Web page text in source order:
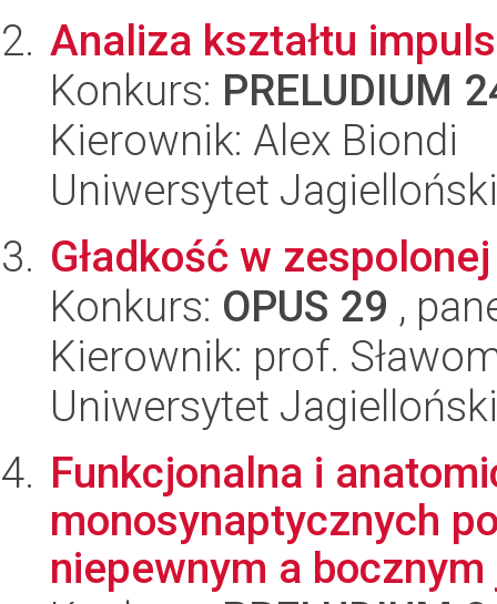
Analiza kształtu
Konkurs: PRELUDIUM
Kierownik: Alex Biondi
Uniwersytet Jagielloński
Gładkość w
Konkurs: OPUS 29 ,
Kierownik: prof.
Uniwersytet Jagielloński
Funkcjonalna i
monosynaptycznych
niepewnym a